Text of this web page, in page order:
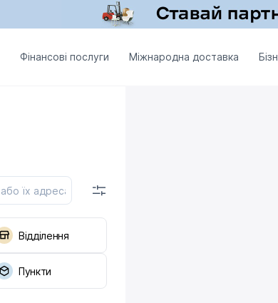
Фінансові послуги Міжнародна доставка
Відділення
Пункти